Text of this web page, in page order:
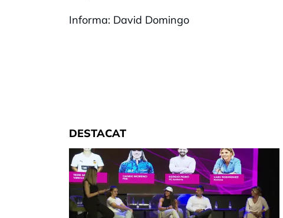
Informa: David Domingo
DESTACAT